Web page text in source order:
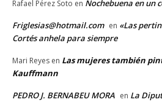
Rafael Pérez Soto en Nochebuena en un
Friglesias@hotmail.com en «Las
Cortés anhela para siempre
Mari Reyes en Las mujeres también
Kauffmann
PEDRO J. BERNABEU MORA en La